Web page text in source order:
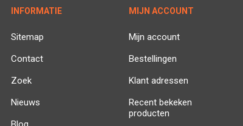
INFORMATIE
Sitemap
Contact
Zoek
Nieuws
MIJN ACCOUNT
Mijn account
Bestellingen
Klant adressen
Recent bekeken
producten